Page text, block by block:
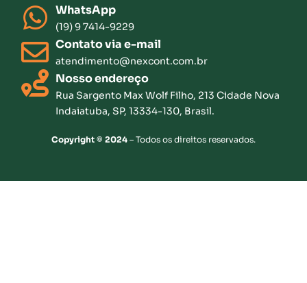
WhatsApp
(19) 9 7414-9229
Contato via e-mail
atendimento@nexcont.com.br
Nosso endereço
Rua Sargento Max Wolf Filho, 213 Cidade Nova
Indaiatuba, SP, 13334-130, Brasil.
Copyright © 2024 – Todos os direitos reservados.